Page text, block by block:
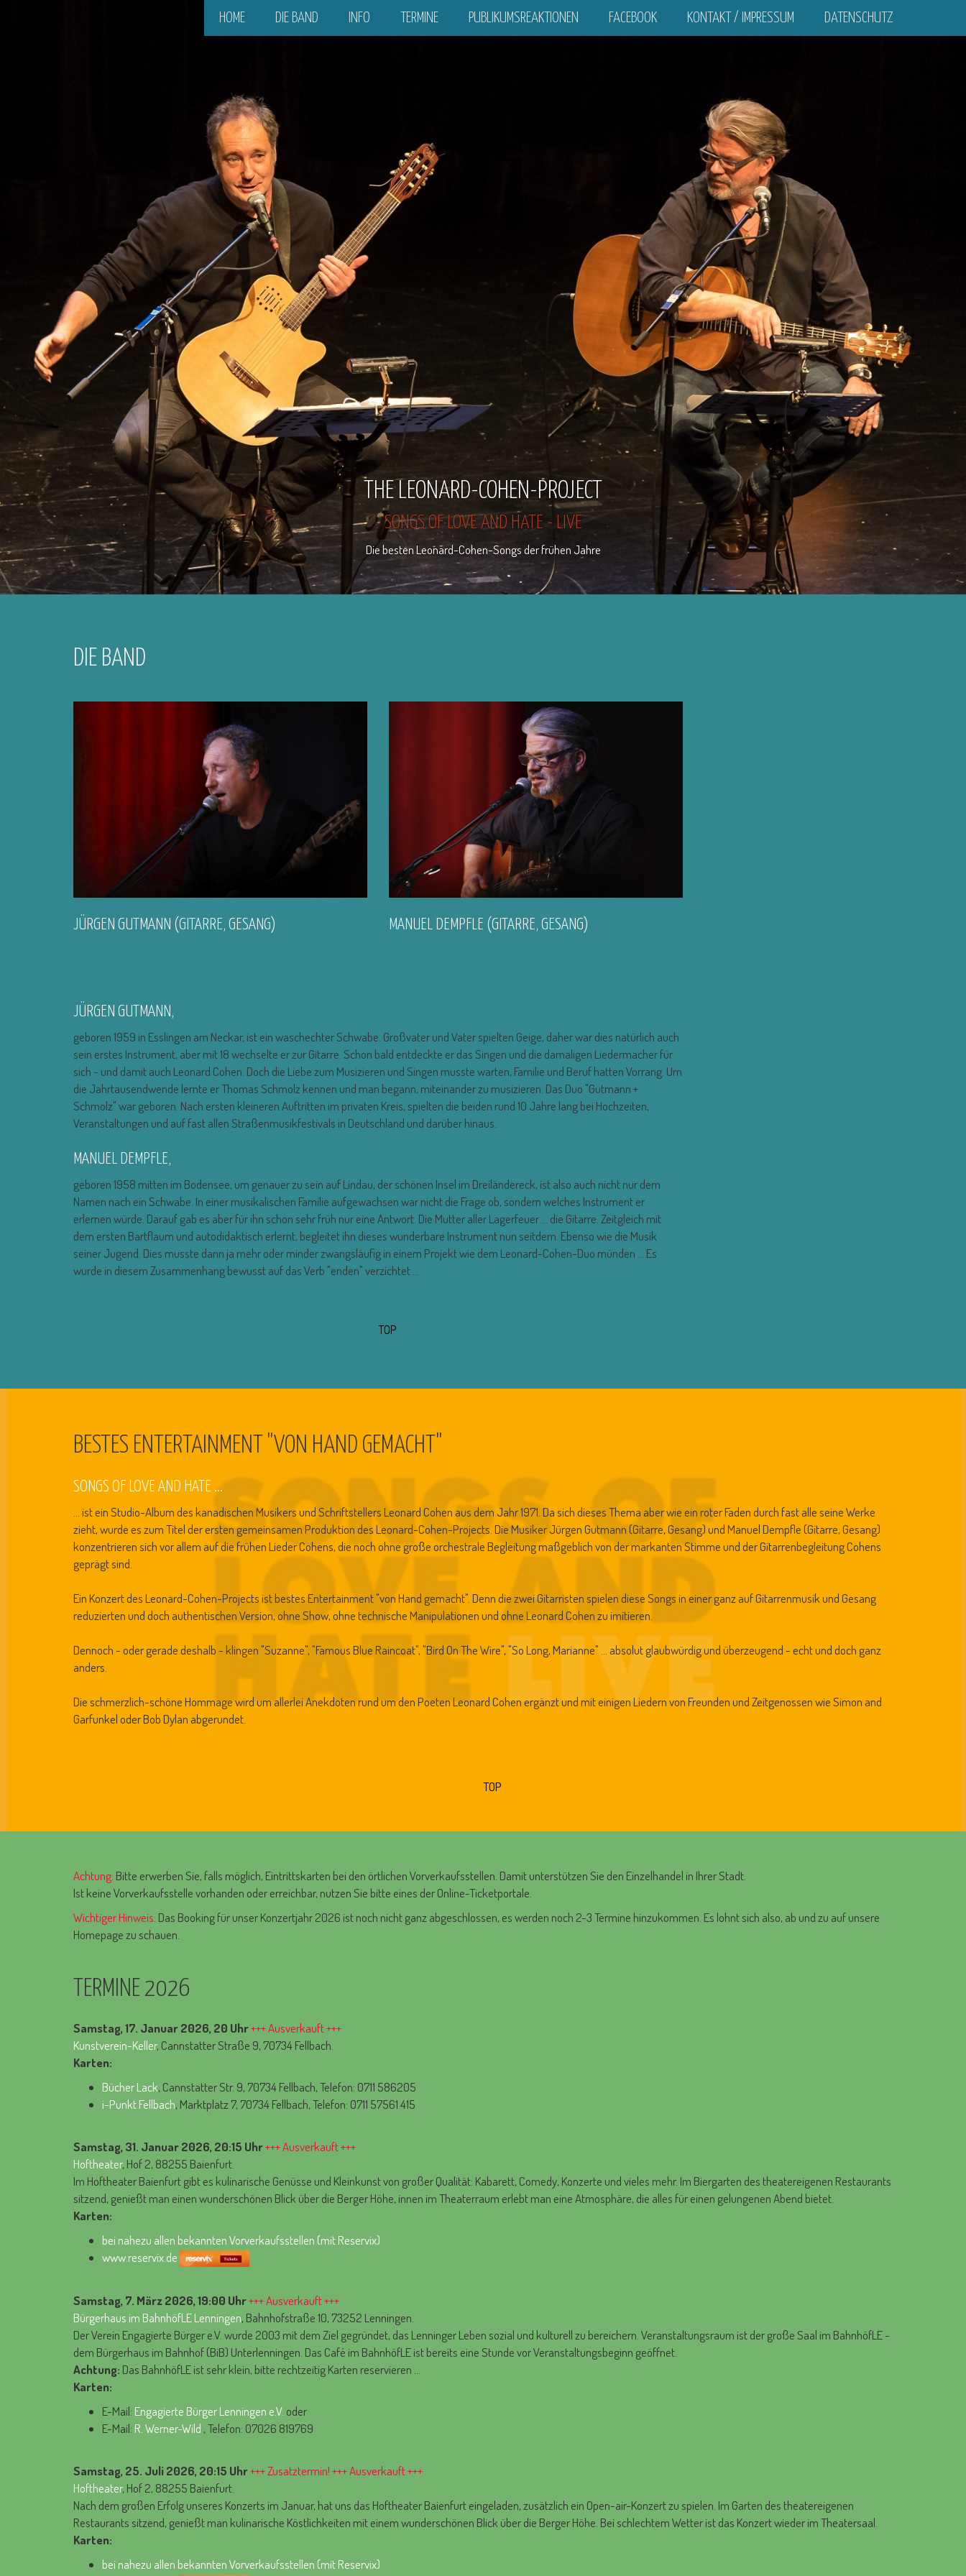
HOME DIE BAND INFO TERMINE PUBLIKUMSREAKTIONEN FACEBOOK KONTAKT / IMPRESSUM DATENSCHUTZ
THE LEONARD-COHEN-PROJECT
SONGS OF LOVE AND HATE - LIVE
Die besten Leonard-Cohen-Songs der frühen Jahre
DIE BAND
JÜRGEN GUTMANN (GITARRE, GESANG) MANUEL DEMPFLE (GITARRE, GESANG)
JÜRGEN GUTMANN,
geboren 1959 in Esslingen am Neckar, ist ein waschechter Schwabe. Großvater und Vater spielten Geige, daher war dies natürlich auch
sein erstes Instrument, aber mit 18 wechselte er zur Gitarre. Schon bald entdeckte er das Singen und die damaligen Liedermacher für
sich - und damit auch Leonard Cohen. Doch die Liebe zum Musizieren und Singen musste warten, Familie und Beruf hatten Vorrang. Um
die Jahrtausendwende lernte er Thomas Schmolz kennen und man begann, miteinander zu musizieren. Das Duo "Gutmann +
Schmolz" war geboren. Nach ersten kleineren Auftritten im privaten Kreis, spielten die beiden rund 10 Jahre lang bei Hochzeiten,
Veranstaltungen und auf fast allen Straßenmusikfestivals in Deutschland und darüber hinaus.
MANUEL DEMPFLE,
geboren 1958 mitten im Bodensee, um genauer zu sein auf Lindau, der schönen Insel im Dreiländereck, ist also auch nicht nur dem
Namen nach ein Schwabe. In einer musikalischen Familie aufgewachsen war nicht die Frage ob, sondern welches Instrument er
erlernen würde. Darauf gab es aber für ihn schon sehr früh nur eine Antwort. Die Mutter aller Lagerfeuer ... die Gitarre. Zeitgleich mit
dem ersten Bartflaum und autodidaktisch erlernt, begleitet ihn dieses wunderbare Instrument nun seitdem. Ebenso wie die Musik
seiner Jugend. Dies musste dann ja mehr oder minder zwangsläufig in einem Projekt wie dem Leonard-Cohen-Duo münden ... Es
wurde in diesem Zusammenhang bewusst auf das Verb "enden" verzichtet ...
TOP
BESTES ENTERTAINMENT "VON HAND GEMACHT"
SONGS OF LOVE AND HATE ...
... ist ein Studio-Album des kanadischen Musikers und Schriftstellers Leonard Cohen aus dem Jahr 1971. Da sich dieses Thema aber wie ein roter Faden durch fast alle seine Werke
zieht, wurde es zum Titel der ersten gemeinsamen Produktion des Leonard-Cohen-Projects. Die Musiker Jürgen Gutmann (Gitarre, Gesang) und Manuel Dempfle (Gitarre, Gesang)
konzentrieren sich vor allem auf die frühen Lieder Cohens, die noch ohne große orchestrale Begleitung maßgeblich von der markanten Stimme und der Gitarrenbegleitung Cohens
geprägt sind.
Ein Konzert des Leonard-Cohen-Projects ist bestes Entertainment "von Hand gemacht". Denn die zwei Gitarristen spielen diese Songs in einer ganz auf Gitarrenmusik und Gesang
reduzierten und doch authentischen Version, ohne Show, ohne technische Manipulationen und ohne Leonard Cohen zu imitieren.
Dennoch - oder gerade deshalb - klingen "Suzanne", "Famous Blue Raincoat", "Bird On The Wire", "So Long, Marianne" ... absolut glaubwürdig und überzeugend - echt und doch ganz
anders.
Die schmerzlich-schöne Hommage wird um allerlei Anekdoten rund um den Poeten Leonard Cohen ergänzt und mit einigen Liedern von Freunden und Zeitgenossen wie Simon and
Garfunkel oder Bob Dylan abgerundet.
TOP
Achtung: Bitte erwerben Sie, falls möglich, Eintrittskarten bei den örtlichen Vorverkaufsstellen. Damit unterstützen Sie den Einzelhandel in Ihrer Stadt.
Ist keine Vorverkaufsstelle vorhanden oder erreichbar, nutzen Sie bitte eines der Online-Ticketportale.
Wichtiger Hinweis: Das Booking für unser Konzertjahr 2026 ist noch nicht ganz abgeschlossen, es werden noch 2-3 Termine hinzukommen. Es lohnt sich also, ab und zu auf unsere
Homepage zu schauen.
TERMINE 2026
Samstag, 17. Januar 2026, 20 Uhr+++ Ausverkauft +++
Kunstverein-Keller, Cannstatter Straße 9, 70734 Fellbach.
Karten:
Bücher Lack, Cannstatter Str. 9, 70734 Fellbach, Telefon: 0711 586205
i-Punkt Fellbach, Marktplatz 7, 70734 Fellbach, Telefon: 0711 57561 415
Samstag, 31. Januar 2026, 20:15 Uhr+++ Ausverkauft +++
Hoftheater, Hof 2, 88255 Baienfurt.
Im Hoftheater Baienfurt gibt es kulinarische Genüsse und Kleinkunst von großer Qualität: Kabarett, Comedy, Konzerte und vieles mehr. Im Biergarten des theatereigenen Restaurants
sitzend, genießt man einen wunderschönen Blick über die Berger Höhe, innen im Theaterraum erlebt man eine Atmosphäre, die alles für einen gelungenen Abend bietet.
Karten:
bei nahezu allen bekannten Vorverkaufsstellen (mit Reservix)
www.reservix.de
Samstag, 7. März 2026, 19:00 Uhr+++ Ausverkauft +++
Bürgerhaus im BahnhöfLE Lenningen, Bahnhofstraße 10, 73252 Lenningen.
Der Verein Engagierte Bürger e.V. wurde 2003 mit dem Ziel gegründet, das Lenninger Leben sozial und kulturell zu bereichern. Veranstaltungsraum ist der große Saal im BahnhöfLE -
dem Bürgerhaus im Bahnhof (BiB) Unterlenningen. Das Café im BahnhöfLE ist bereits eine Stunde vor Veranstaltungsbeginn geöffnet.
Achtung: Das BahnhöfLE ist sehr klein, bitte rechtzeitig Karten reservieren ...
Karten:
E-Mail: Engagierte Bürger Lenningen e.V. oder
E-Mail: R. Werner-Wild , Telefon: 07026 819769
Samstag, 25. Juli 2026, 20:15 Uhr+++ Zusatztermin! +++ Ausverkauft +++
Hoftheater, Hof 2, 88255 Baienfurt.
Nach dem großen Erfolg unseres Konzerts im Januar, hat uns das Hoftheater Baienfurt eingeladen, zusätzlich ein Open-air-Konzert zu spielen. Im Garten des theatereigenen
Restaurants sitzend, genießt man kulinarische Köstlichkeiten mit einem wunderschönen Blick über die Berger Höhe. Bei schlechtem Wetter ist das Konzert wieder im Theatersaal.
Karten:
bei nahezu allen bekannten Vorverkaufsstellen (mit Reservix)